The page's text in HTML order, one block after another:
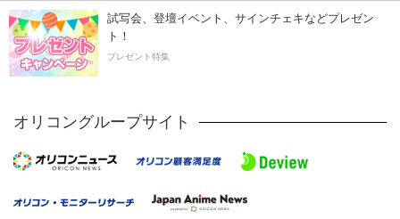
試写会、登壇イベント、サインチェキなどプレゼン
ト！
プレゼント特集
オリコングループサイト